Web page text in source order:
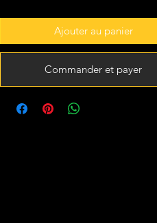
Ajouter au panier
Commander et payer